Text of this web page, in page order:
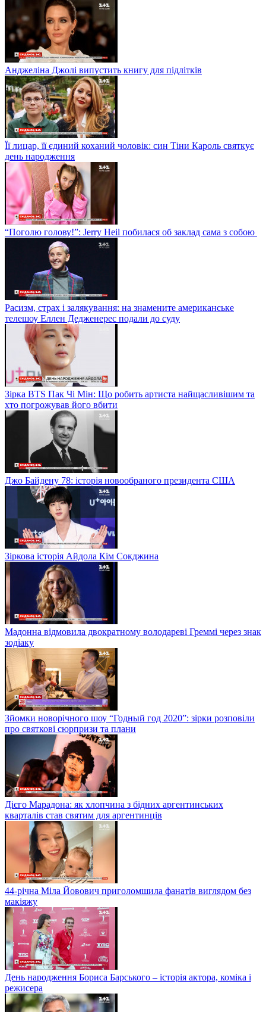
Анджеліна Джолі випустить книгу для підлітків
Її лицар, її єдиний коханий чоловік: син Тіни Кароль святкує
день народження
“Поголю голову!”: Jerry Heil побилася об заклад сама з собою
Расизм, страх і залякування: на знамените американське
телешоу Еллен Дедженерес подали до суду
Зірка BTS Пак Чі Мін: Що робить артиста найщасливішим та
хто погрожував його вбити
Джо Байдену 78: історія новообраного президента США
Зіркова історія Айдола Кім Сокджина
Мадонна відмовила двократному володареві Греммі через знак
зодіаку
Зйомки новорічного шоу “Годный год 2020”: зірки розповіли
про святкові сюрпризи та плани
Дієго Марадона: як хлопчина з бідних аргентинських
кварталів став святим для аргентинців
44-річна Міла Йовович приголомшила фанатів виглядом без
макіяжу
День народження Бориса Барського – історія актора, коміка і
режисера